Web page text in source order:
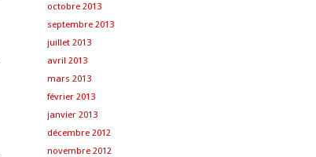
octobre 2013
septembre 2013
juillet 2013
avril 2013
mars 2013
février 2013
janvier 2013
décembre 2012
novembre 2012